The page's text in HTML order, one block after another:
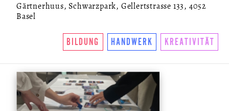
Gärtnerhuus, Schwarzpark, Gellertstrasse 133, 4052
Basel
BILDUNG HANDWERK KREATIVITÄT